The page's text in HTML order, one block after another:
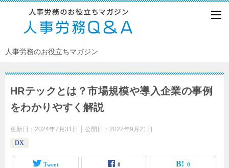
人事労務のお役立ちマガジン
HRテックとは？市場規模や導入企業の事例
をわかりやすく解説
更新日： 2024年7月31日 公開日： 2022年9月21日
DX
Tweet 0 0